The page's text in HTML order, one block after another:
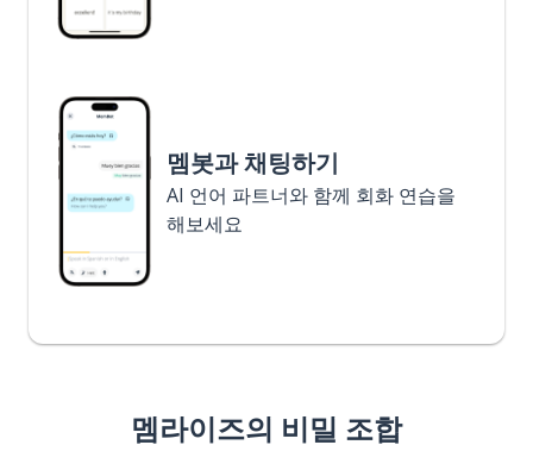
멤봇과 채팅하기
AI 언어 파트너와 함께 회화 연습을
해보세요
멤라이즈의 비밀 조합